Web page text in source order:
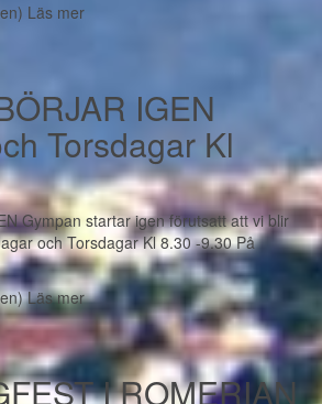
Läs mer
IGEN
Torsdagar Kl
Gympan startar igen förutsatt att vi blir
och Torsdagar Kl 8.30 -9.30 På
Läs mer
I ROMERIAN